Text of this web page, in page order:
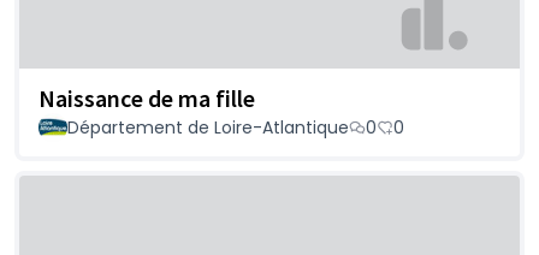
Naissance de ma fille
Département de Loire-Atlantique 0 0